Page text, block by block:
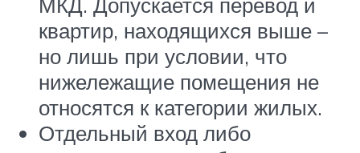
МКД. Допускается перевод и
квартир, находящихся выше –
но лишь при условии, что
нижележащие помещения не
относятся к категории жилых.
Отдельный вход либо